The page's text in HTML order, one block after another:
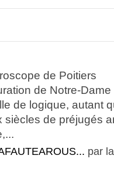
de Poitiers
de Notre-
de logique, autant
de préjugés
par